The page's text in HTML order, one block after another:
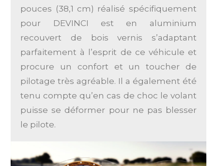
pouces (38,1 cm) réalisé spécifiquement
pour DEVINCI est en aluminium
recouvert de bois vernis s’adaptant
parfaitement à l’esprit de ce véhicule et
procure un confort et un toucher de
pilotage très agréable. Il a également été
tenu compte qu’en cas de choc le volant
puisse se déformer pour ne pas blesser
le pilote.